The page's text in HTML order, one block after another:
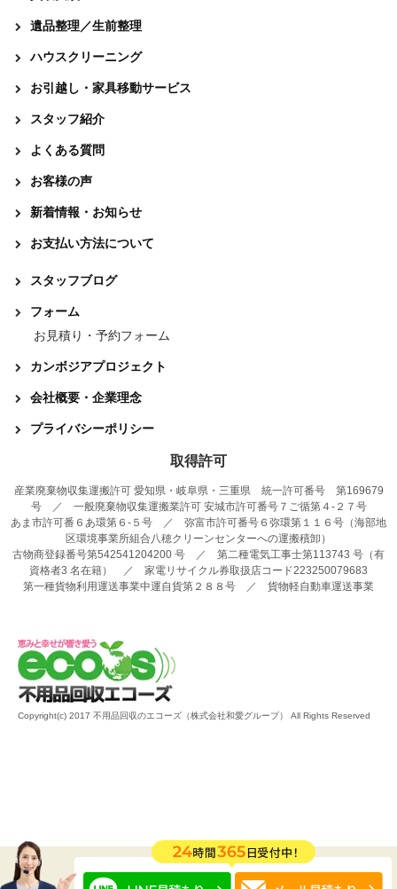
遺品整理／生前整理
ハウスクリーニング
お引越し・家具移動サービス
スタッフ紹介
よくある質問
お客様の声
新着情報・お知らせ
お支払い方法について
スタッフブログ
フォーム
お見積り・予約フォーム
カンボジアプロジェクト
会社概要・企業理念
プライバシーポリシー
取得許可
産業廃棄物収集運搬許可 愛知県・岐阜県・三重県 統一許可番号 第169679
号 ／ 一般廃棄物収集運搬業許可 安城市許可番号７ご循第４-２７号
あま市許可番６あ環第６-５号 ／ 弥富市許可番号６弥環第１１６号（海部地
区環境事業所組合八穂クリーンセンターへの運搬積卸）
古物商登録番号第542541204200 号 ／ 第二種電気工事士第113743 号（有
資格者3 名在籍） ／ 家電リサイクル券取扱店コード223250079683
第一種貨物利用運送事業中運自貨第２８８号 ／ 貨物軽自動車運送事業
Copyright(c) 2017 不用品回収のエコーズ（株式会社和愛グループ） All Rights Reserved